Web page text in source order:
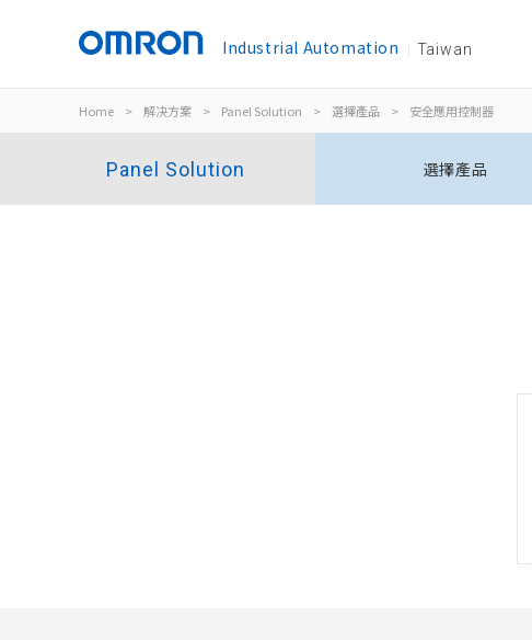
Industrial Automation Taiwan
Home > 解决方案 > Panel Solution > 選擇產品 > 安全應用控制器
Panel Solution 選擇產品